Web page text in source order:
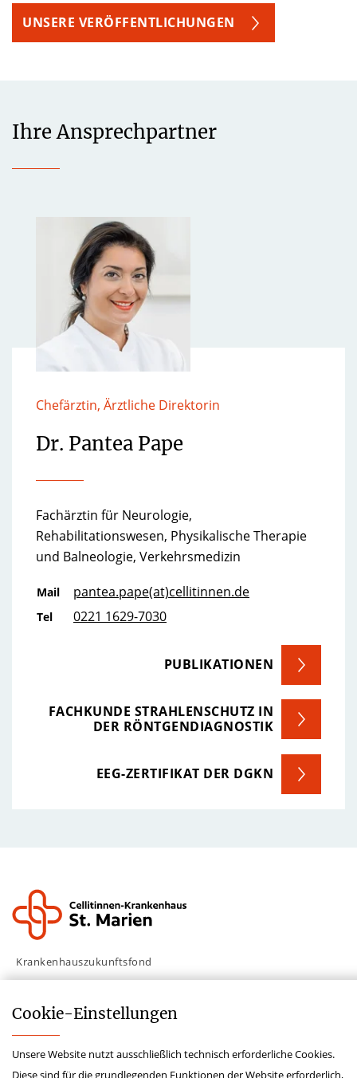
UNSERE VERÖFFENTLICHUNGEN
Ihre Ansprechpartner
Chefärztin, Ärztliche Direktorin
Dr. Pantea Pape
Fachärztin für Neurologie,
Rehabilitationswesen, Physikalische Therapie
und Balneologie, Verkehrsmedizin
Mail pantea.pape(at)cellitinnen.de
Tel 0221 1629-7030
PUBLIKATIONEN
FACHKUNDE STRAHLENSCHUTZ IN
DER RÖNTGENDIAGNOSTIK
EEG-ZERTIFIKAT DER DGKN
Krankenhauszukunftsfond
Hinweisgeberschutzgesetz
Datenschutz
Cookie-­Einstellungen
Unsere Website nutzt ausschließlich technisch erforderliche Cookies.